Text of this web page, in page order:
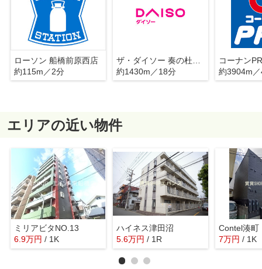
ローソン 船橋前原西店
約115m／2分
約1430m／18分
約3904m
エリアの近い物件
ミリアビタNO.13
6.9万円 / 1K
ハイネス津田沼
5.6万円 / 1R
Contel湊町
7万円 / 1K